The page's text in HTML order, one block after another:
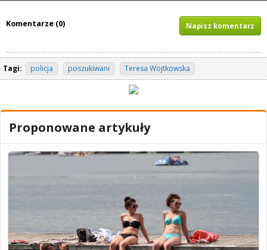
Komentarze (0) Napisz komentarz
Tagi: policja poszukiwani Teresa Wojtkowska
Proponowane artykuły